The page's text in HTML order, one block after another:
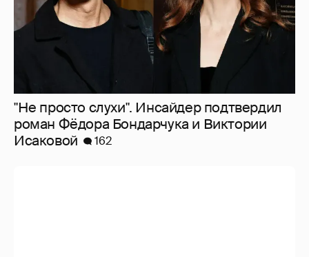
"Не просто слухи". Инсайдер подтвердил
роман Фёдора Бондарчука и Виктории
Исаковой
162